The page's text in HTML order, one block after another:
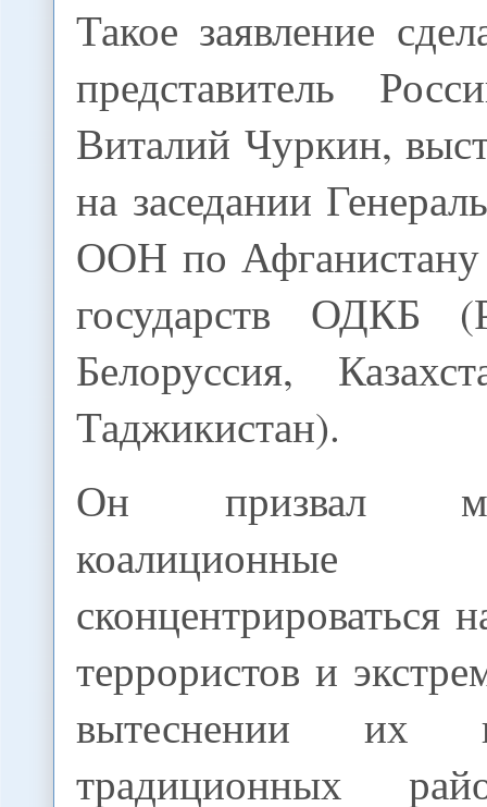
Такое заявление
представитель
Виталий Чуркин,
на заседании
ООН по Афганистану
государств ОДКБ
Белоруссия,
Таджикистан).
Он призвал
сконцентрироваться
террористов и
вытеснении их
традиционных